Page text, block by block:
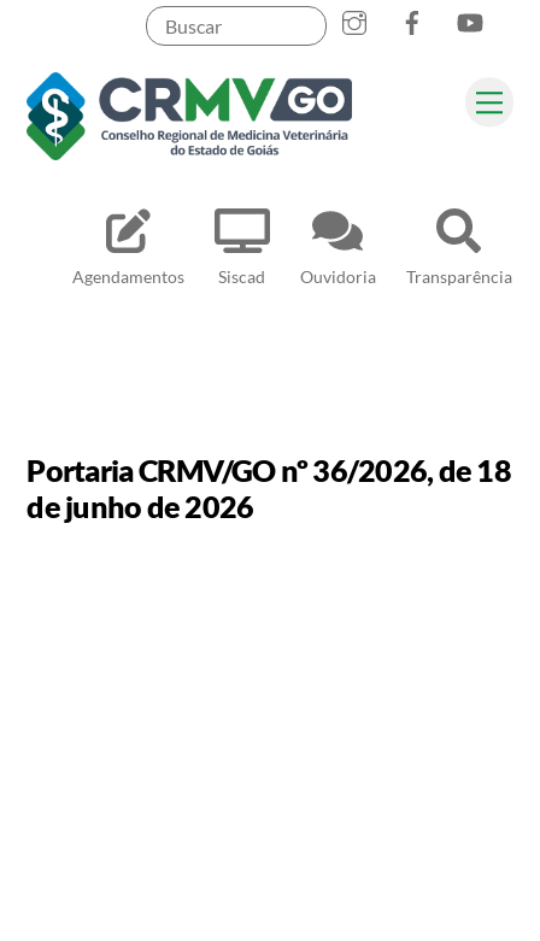
content
Agendamentos Siscad Ouvidoria Transparência
Pesquisar
Portaria CRMV/GO nº 36/2026, de 18
de junho de 2026